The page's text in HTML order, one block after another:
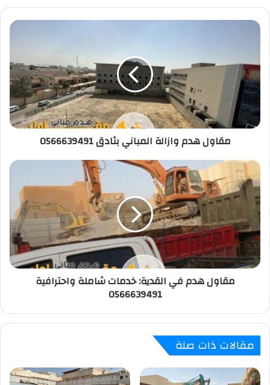
مقاول هدم وازالة المباني بثادق 0566639491
مقاول هدم في القدية: خدمات شاملة واحترافية
0566639491
مقالات ذات صلة